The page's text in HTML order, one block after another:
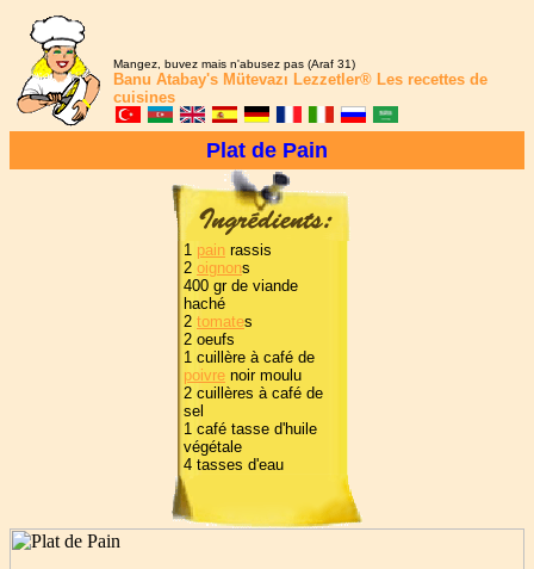
Mangez, buvez mais n'abusez pas (Araf 31)
Banu Atabay's Mütevazı Lezzetler® Les recettes de
cuisines
Plat de Pain
1 pain rassis
2 oignons
400 gr de viande
haché
2 tomates
2 oeufs
1 cuillère à café de
poivre noir moulu
2 cuillères à café de
sel
1 café tasse d'huile
végétale
4 tasses d'eau